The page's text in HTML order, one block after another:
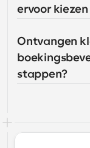
ervoor
Ontvangen
stappen?